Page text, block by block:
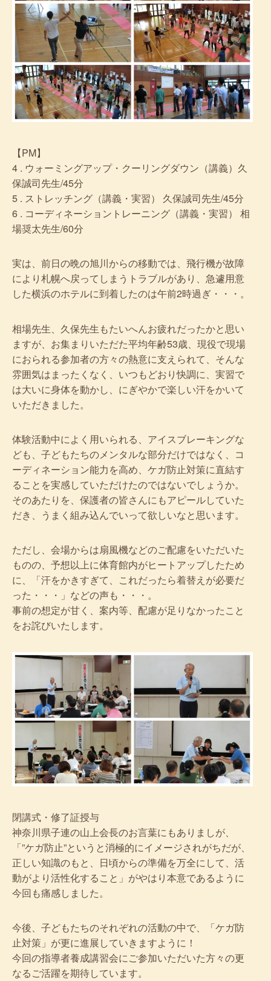
【PM】
4 . ウォーミングアップ・クーリングダウン（講義）久
保誠司先生/45分
5 . ストレッチング（講義・実習） 久保誠司先生/45分
6 . コーディネーショントレーニング（講義・実習） 相
場奨太先生/60分
実は、前日の晩の旭川からの移動では、飛行機が故障
により札幌へ戻ってしまうトラブルがあり、急遽用意
した横浜のホテルに到着したのは午前2時過ぎ・・・。
相場先生、久保先生もたいへんお疲れだったかと思い
ますが、お集まりいただた平均年齢53歳、現役で現場
におられる参加者の方々の熱意に支えられて、そんな
雰囲気はまったくなく、いつもどおり快調に、実習で
は大いに身体を動かし、にぎやかで楽しい汗をかいて
いただきました。
体験活動中によく用いられる、アイスブレーキングな
ども、子どもたちのメンタルな部分だけではなく、コ
ーディネーション能力を高め、ケガ防止対策に直結す
ることを実感していただけたのではないでしょうか。
そのあたりを、保護者の皆さんにもアピールしていた
だき、うまく組み込んでいって欲しいなと思います。
ただし、会場からは扇風機などのご配慮をいただいた
ものの、予想以上に体育館内がヒートアップしたため
に、「汗をかきすぎて、これだったら着替えが必要だ
った・・・」などの声も・・・。
事前の想定が甘く、案内等、配慮が足りなかったこと
をお詫びいたします。
閉講式・修了証授与
神奈川県子連の山上会長のお言葉にもありましが、
「”ケガ防止”というと消極的にイメージされがちだが、
正しい知識のもと、日頃からの準備を万全にして、活
動がより活性化すること」がやはり本意であるように
今回も痛感しました。
今後、子どもたちのそれぞれの活動の中で、「ケガ防
止対策」が更に進展していきますように！
今回の指導者養成講習会にご参加いただいた方々の更
なるご活躍を期待しています。